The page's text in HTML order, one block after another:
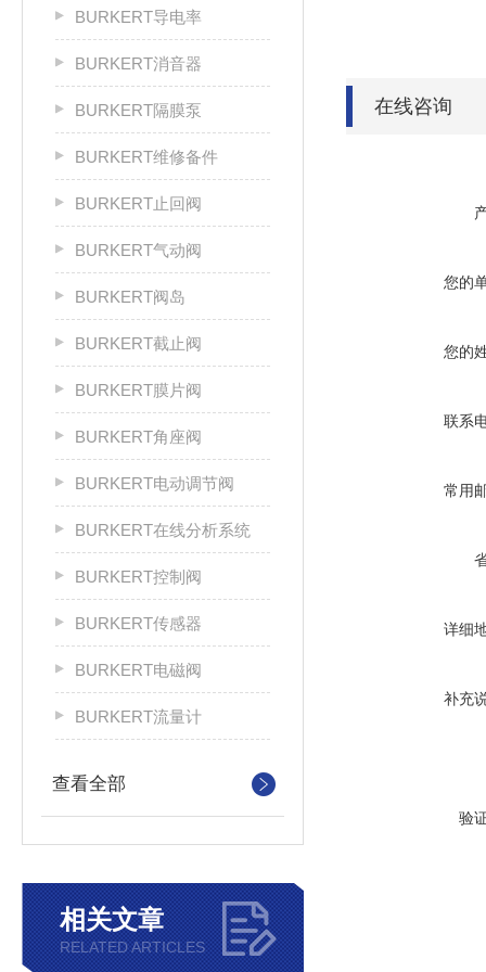
BURKERT导电率
BURKERT消音器
BURKERT隔膜泵
BURKERT维修备件
BURKERT止回阀
BURKERT气动阀
BURKERT阀岛
BURKERT截止阀
BURKERT膜片阀
BURKERT角座阀
BURKERT电动调节阀
BURKERT在线分析系统
BURKERT控制阀
BURKERT传感器
BURKERT电磁阀
BURKERT流量计
查看全部
相关文章
RELATED ARTICLES
在线咨询
您的
您的
联系
常用
详细
补充
验